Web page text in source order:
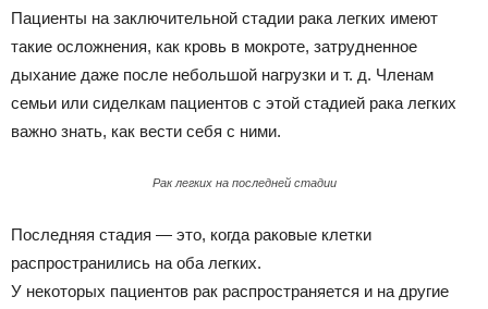
Пациенты на заключительной стадии рака легких имеют
такие осложнения, как кровь в мокроте, затрудненное
дыхание даже после небольшой нагрузки и т. д. Членам
семьи или сиделкам пациентов с этой стадией рака легких
важно знать, как вести себя с ними.
Рак легких на последней стадии
Последняя стадия — это, когда раковые клетки
распространились на оба легких.
У некоторых пациентов рак распространяется и на другие